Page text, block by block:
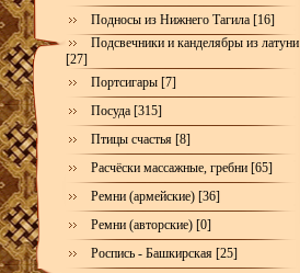
Подносы из Нижнего Тагила [16]
Подсвечники и канделябры из латуни
[27]
Портсигары [7]
Посуда [315]
Птицы счастья [8]
Расчёски массажные, гребни [65]
Ремни (армейские) [36]
Ремни (авторские) [0]
Роспись - Башкирская [25]